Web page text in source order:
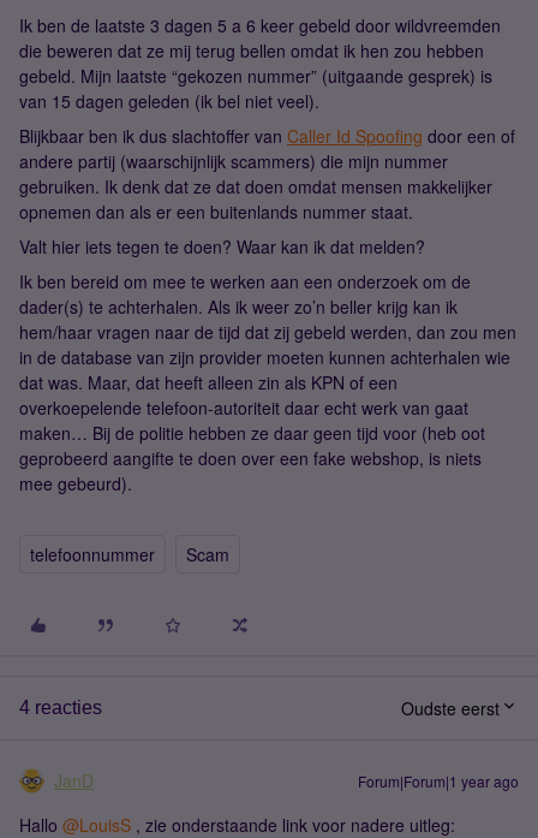
Ik ben de laatste 3 dagen 5 a 6 keer gebeld door wildvreemden
die beweren dat ze mij terug bellen omdat ik hen zou hebben
gebeld. Mijn laatste “gekozen nummer” (uitgaande gesprek) is
van 15 dagen geleden (ik bel niet veel).
Blijkbaar ben ik dus slachtoffer van Caller Id Spoofing door een of
andere partij (waarschijnlijk scammers) die mijn nummer
gebruiken. Ik denk dat ze dat doen omdat mensen makkelijker
opnemen dan als er een buitenlands nummer staat.
Valt hier iets tegen te doen? Waar kan ik dat melden?
Ik ben bereid om mee te werken aan een onderzoek om de
dader(s) te achterhalen. Als ik weer zo’n beller krijg kan ik
hem/haar vragen naar de tijd dat zij gebeld werden, dan zou men
in de database van zijn provider moeten kunnen achterhalen wie
dat was. Maar, dat heeft alleen zin als KPN of een
overkoepelende telefoon-autoriteit daar echt werk van gaat
maken… Bij de politie hebben ze daar geen tijd voor (heb oot
geprobeerd aangifte te doen over een fake webshop, is niets
mee gebeurd).
telefoonnummer Scam
4 reacties Oudste eerst
JanD Forum|Forum|1 year ago
Hallo @LouisS , zie onderstaande link voor nadere uitleg: